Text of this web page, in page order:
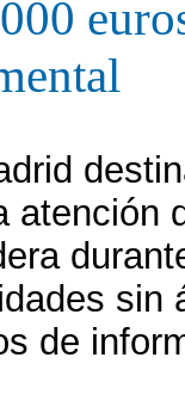
atención
sin
de